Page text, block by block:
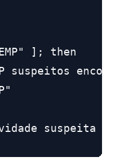
]; then
suspeitos
suspeita